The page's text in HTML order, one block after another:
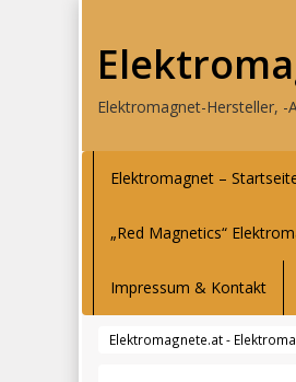
Elektromagnet-Hersteller, -
Elektromagnet –
„Red Magnetics“
Impressum & Kontakt
Elektromagnete.at -